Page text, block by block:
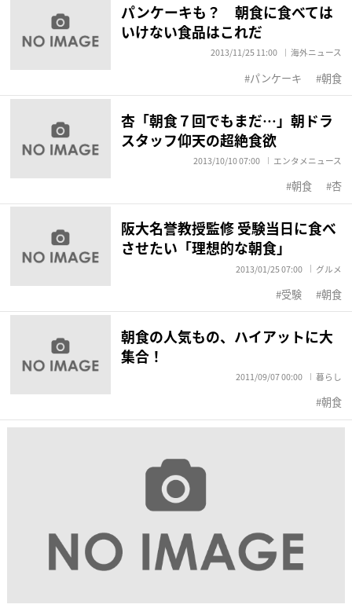
パンケーキも？ 朝食に食べては
いけない食品はこれだ
2013/11/25 11:00 海外ニュース
パンケーキ 朝食
杏「朝食７回でもまだ…」朝ドラ
スタッフ仰天の超絶食欲
2013/10/10 07:00 エンタメニュース
朝食 杏
阪大名誉教授監修 受験当日に食べ
させたい「理想的な朝食」
2013/01/25 07:00 グルメ
受験 朝食
朝食の人気もの、ハイアットに大
集合！
2011/09/07 00:00 暮らし
朝食